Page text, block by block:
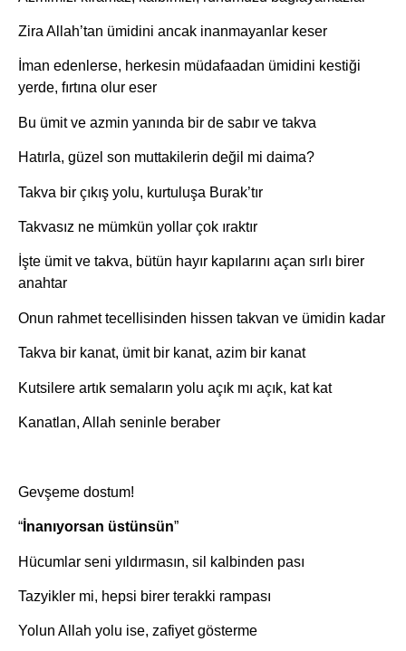
Zira Allah’tan ümidini ancak inanmayanlar keser
İman edenlerse, herkesin müdafaadan ümidini kestiği
yerde, fırtına olur eser
Bu ümit ve azmin yanında bir de sabır ve takva
Hatırla, güzel son muttakilerin değil mi daima?
Takva bir çıkış yolu, kurtuluşa Burak’tır
Takvasız ne mümkün yollar çok ıraktır
İşte ümit ve takva, bütün hayır kapılarını açan sırlı birer
anahtar
Onun rahmet tecellisinden hissen takvan ve ümidin kadar
Takva bir kanat, ümit bir kanat, azim bir kanat
Kutsilere artık semaların yolu açık mı açık, kat kat
Kanatlan, Allah seninle beraber
Gevşeme dostum!
“ İnanıyorsan üstünsün”
Hücumlar seni yıldırmasın, sil kalbinden pası
Tazyikler mi, hepsi birer terakki rampası
Yolun Allah yolu ise, zafiyet gösterme